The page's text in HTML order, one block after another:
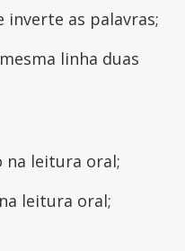
as palavras;
linha duas
na leitura oral;
leitura oral;